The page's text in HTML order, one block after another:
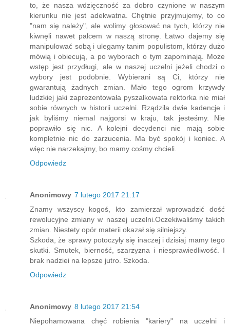
to, że nasza wdzięczność za dobro czynione w naszym
kierunku nie jest adekwatna. Chętnie przyjmujemy, to co
"nam się należy", ale wolimy głosować na tych, którzy nie
kiwnęli nawet palcem w naszą stronę. Łatwo dajemy się
manipulować sobą i ulegamy tanim populistom, którzy dużo
mówią i obiecują, a po wyborach o tym zapominają. Może
wstęp jest przydługi, ale w naszej uczelni jeżeli chodzi o
wybory jest podobnie. Wybierani są Ci, którzy nie
gwarantują żadnych zmian. Mało tego ogrom krzywdy
ludzkiej jaki zaprezentowała pyszałkowata rektorka nie miał
sobie równych w historii uczelni. Rządziła dwie kadencje i
jak byliśmy niemal najgorsi w kraju, tak jesteśmy. Nie
poprawiło się nic. A kolejni decydenci nie mają sobie
kompletnie nic do zarzucenia. Ma być spokój i koniec. A
więc nie narzekajmy, bo mamy cośmy chcieli.
Odpowiedz
Anonimowy 7 lutego 2017 21:17
Znamy wszyscy kogoś, kto zamierzał wprowadzić dość
rewolucyjne zmiany w naszej uczelni.Oczekiwaliśmy takich
zmian. Niestety opór materii okazał się silniejszy.
Szkoda, że sprawy potoczyły się inaczej i dzisiaj mamy tego
skutki. Smutek, bierność, szarzyzna i niesprawiedliwość. I
brak nadziei na lepsze jutro. Szkoda.
Odpowiedz
Anonimowy 8 lutego 2017 21:54
Niepohamowana chęć robienia "kariery" na uczelni i